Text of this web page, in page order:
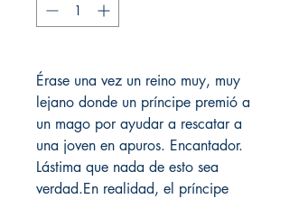
Érase una vez un reino muy, muy
lejano donde un príncipe premió a
un mago por ayudar a rescatar a
una joven en apuros. Encantador.
Lástima que nada de esto sea
verdad.En realidad, el príncipe